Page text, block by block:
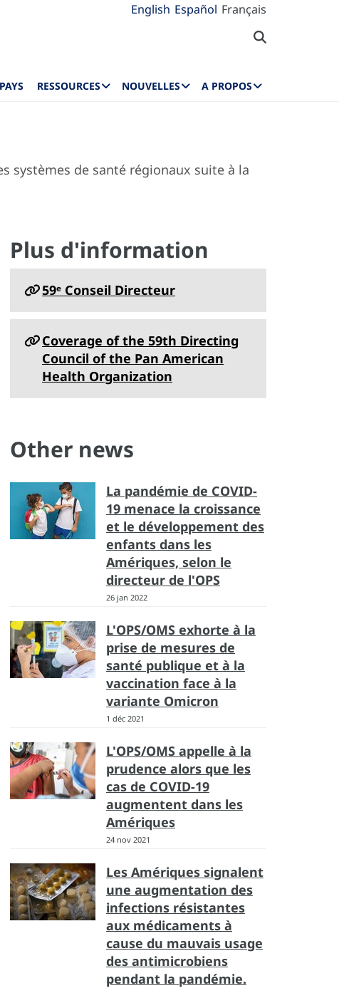
English Español Français
RESSOURCES NOUVELLES A PROPOS
systèmes de santé régionaux suite à la
Plus d'information
59ᵉ Conseil Directeur
Coverage of the 59th Directing
Council of the Pan American
Health Organization
Other news
La pandémie de COVID-
19 menace la croissance
et le développement des
enfants dans les
Amériques, selon le
directeur de l'OPS
26 jan 2022
L'OPS/OMS exhorte à la
prise de mesures de
santé publique et à la
vaccination face à la
variante Omicron
1 déc 2021
L'OPS/OMS appelle à la
prudence alors que les
cas de COVID-19
augmentent dans les
Amériques
24 nov 2021
Les Amériques signalent
une augmentation des
infections résistantes
aux médicaments à
cause du mauvais usage
des antimicrobiens
pendant la pandémie.